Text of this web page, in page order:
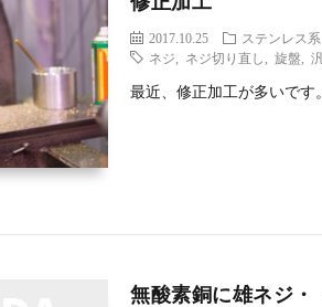
2017.10.25 ステンレス系
ネジ
ネジ切り直し ,旋盤 ,
最近、修正加工が多いです。
無酸素銅に雄ネジ・